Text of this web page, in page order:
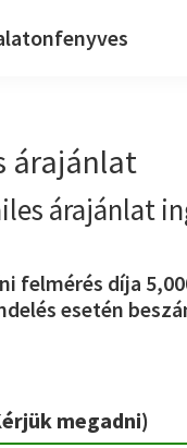
árajánlat
árajánlat
felmérés díja
esetén
megadni)